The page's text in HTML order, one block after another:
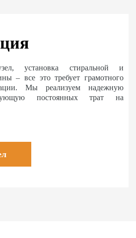
установка стиральной и
– все это требует грамотного
Мы реализуем надежную
постоянных трат на